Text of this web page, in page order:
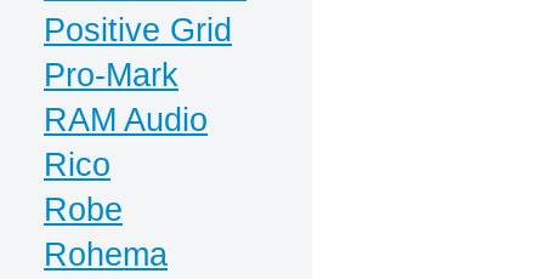
Positive Grid
Pro-Mark
RAM Audio
Rico
Robe
Rohema